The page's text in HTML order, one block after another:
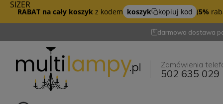
RABAT na cały koszyk z kodem koszyk kopiuj kod (5%
darmowa dostawa
Zamówienia
502 635 029
SIZER